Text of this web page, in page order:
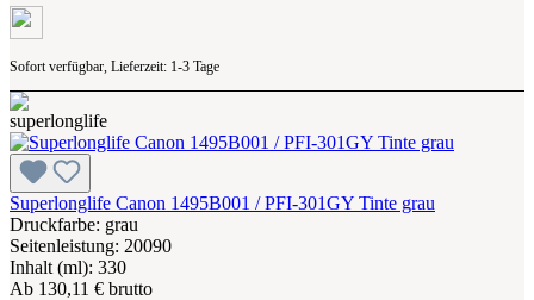
Sofort verfügbar, Lieferzeit: 1-3 Tage
Superlonglife Canon 1495B001 / PFI-301GY Tinte grau
Druckfarbe: grau
Seitenleistung: 20090
Inhalt (ml): 330
Ab 130,11 € brutto